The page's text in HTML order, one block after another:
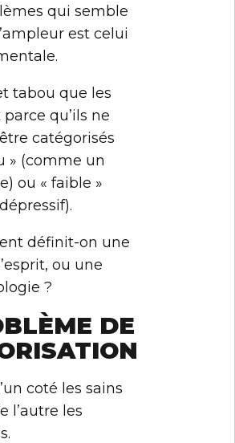
qui semble
est celui
tabou que les
qu’ils ne
catégorisés
» (comme un
ou « faible »
définit-on une
ou une
?
DE
coté les sains
l’autre les